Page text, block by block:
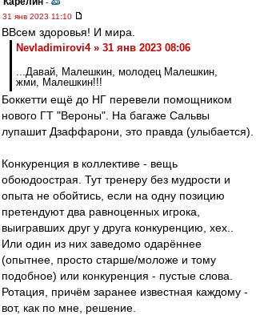
-
31 янв 2023 11:10
ВВсем здоровья! И мира.
Nevladimirovi4 » 31 янв 2023 08:06
...Давай, Малешкин, молодец Малешкин,
жми, Малешкин!!!
Боккетти ещё до НГ перевели помощником
нового ГТ "Вероны". На багаже Сальвы
лупашит Дзаффарони, это правда (улыбается).
Конкуренция в коллективе - вещь
обоюдоострая. Тут тренеру без мудрости и
опыта не обойтись, если на одну позицию
претендуют два равноценных игрока,
выигравших друг у друга конкуренцию, хех..
Или один из них заведомо одарённее
(опытнее, просто старше/моложе и тому
подобное) или конкуренция - пустые слова.
Ротация, причём заранее известная каждому -
вот, как по мне, решение.